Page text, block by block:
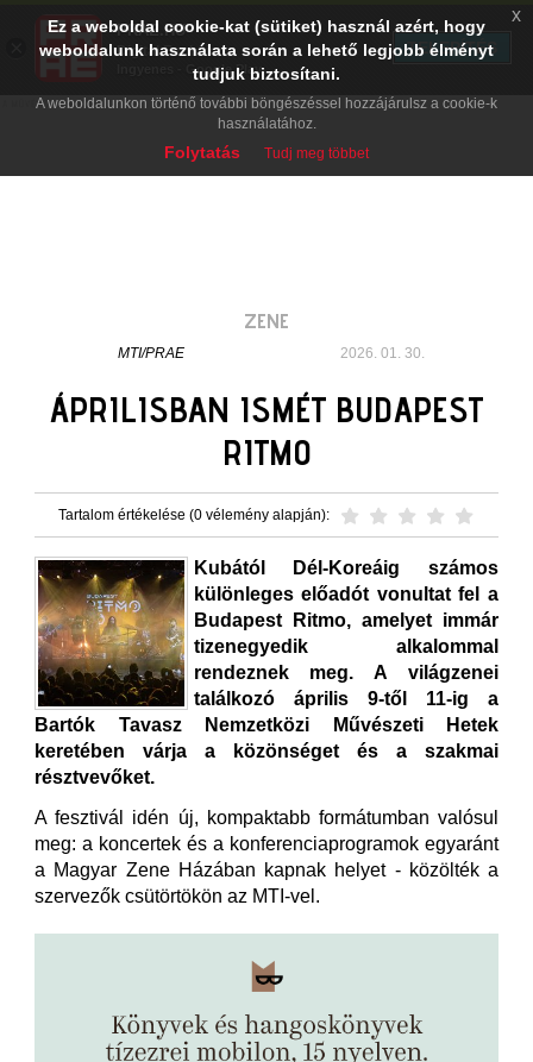
ZENE
MTI/PRAE 2026. 01. 30.
ÁPRILISBAN ISMÉT BUDAPEST
RITMO
Tartalom értékelése (0 vélemény alapján):
Kubától Dél-Koreáig számos
különleges előadót vonultat fel a
Budapest Ritmo, amelyet immár
tizenegyedik alkalommal
rendeznek meg. A világzenei
találkozó április 9-től 11-ig a
Bartók Tavasz Nemzetközi Művészeti Hetek
keretében várja a közönséget és a szakmai
résztvevőket.
A fesztivál idén új, kompaktabb formátumban valósul
meg: a koncertek és a konferenciaprogramok egyaránt
a Magyar Zene Házában kapnak helyet - közölték a
szervezők csütörtökön az MTI-vel.
Ez a weboldal cookie-kat (sütiket) használ azért, hogy
weboldalunk használata során a lehető legjobb élményt
tudjuk biztosítani.
A weboldalunkon történő további böngészéssel hozzájárulsz a cookie-k
használatához.
Folytatás Tudj meg többet
x
PRAE.HU
Digital Evolution
Ingyenes - Google Play
TELEPÍTÉS